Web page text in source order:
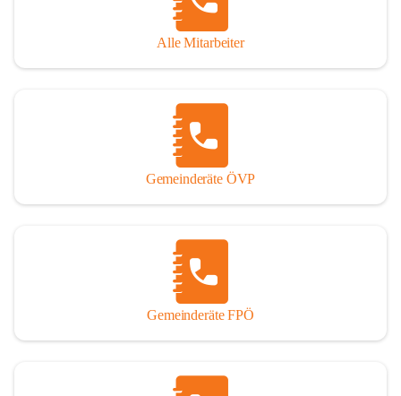
Alle Mitarbeiter
Gemeinderäte ÖVP
Gemeinderäte FPÖ